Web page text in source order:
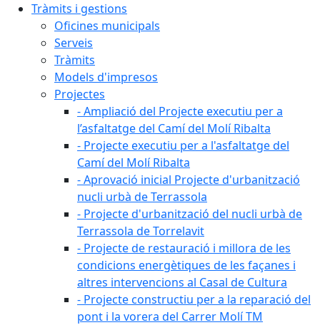
Tràmits i gestions
Oficines municipals
Serveis
Tràmits
Models d'impresos
Projectes
- Ampliació del Projecte executiu per a
l’asfaltatge del Camí del Molí Ribalta
- Projecte executiu per a l'asfaltatge del
Camí del Molí Ribalta
- Aprovació inicial Projecte d'urbanització
nucli urbà de Terrassola
- Projecte d'urbanització del nucli urbà de
Terrassola de Torrelavit
- Projecte de restauració i millora de les
condicions energètiques de les façanes i
altres intervencions al Casal de Cultura
- Projecte constructiu per a la reparació del
pont i la vorera del Carrer Molí TM